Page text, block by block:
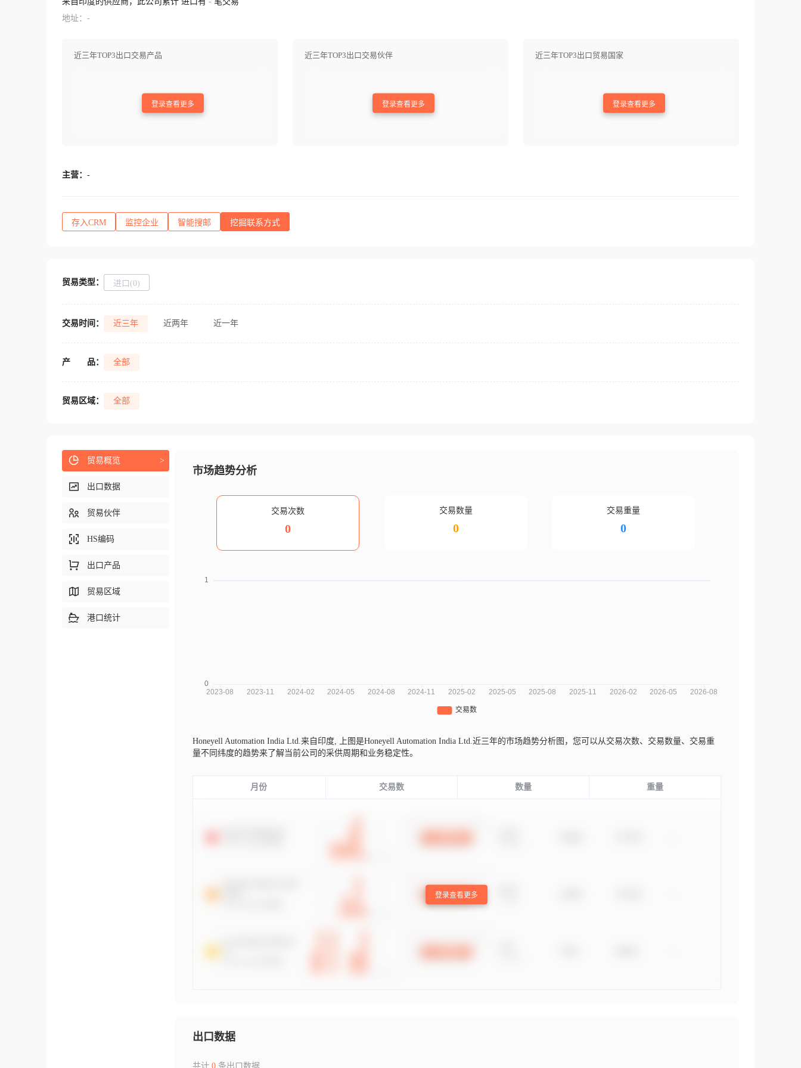
地址：-
近三年TOP3出口交易产品
登录查看更多
近三年TOP3出口交易伙伴
登录查看更多
近三年TOP3出口贸易国家
登录查看更多
主营： -
存入CRM 监控企业 智能搜邮 挖掘联系方式
贸易类型： 进口(0)
交易时间： 近三年 近两年 近一年
产 品： 全部
贸易区域： 全部
市场趋势分析
交易次数
0
交易数量
0
交易重量
0
Honeyell Automation India Ltd.来自印度,
上图是Honeyell Automation India Ltd.近三年的市场趋势分析图，您可以从交易次数、交易数量、交易重
量不同纬度的趋势来了解当前公司的采供周期和业务稳定性。
月份 交易数 数量 重量
登录查看更多
出口数据
共计 0条出口数据
贸易概览 >
出口数据
贸易伙伴
HS编码
出口产品
贸易区域
港口统计